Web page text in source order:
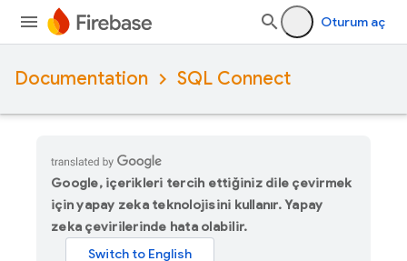
Oturum aç
Documentation SQL Connect
Google, içerikleri tercih ettiğiniz dile çevirmek
için yapay zeka teknolojisini kullanır. Yapay
zeka çevirilerinde hata olabilir.